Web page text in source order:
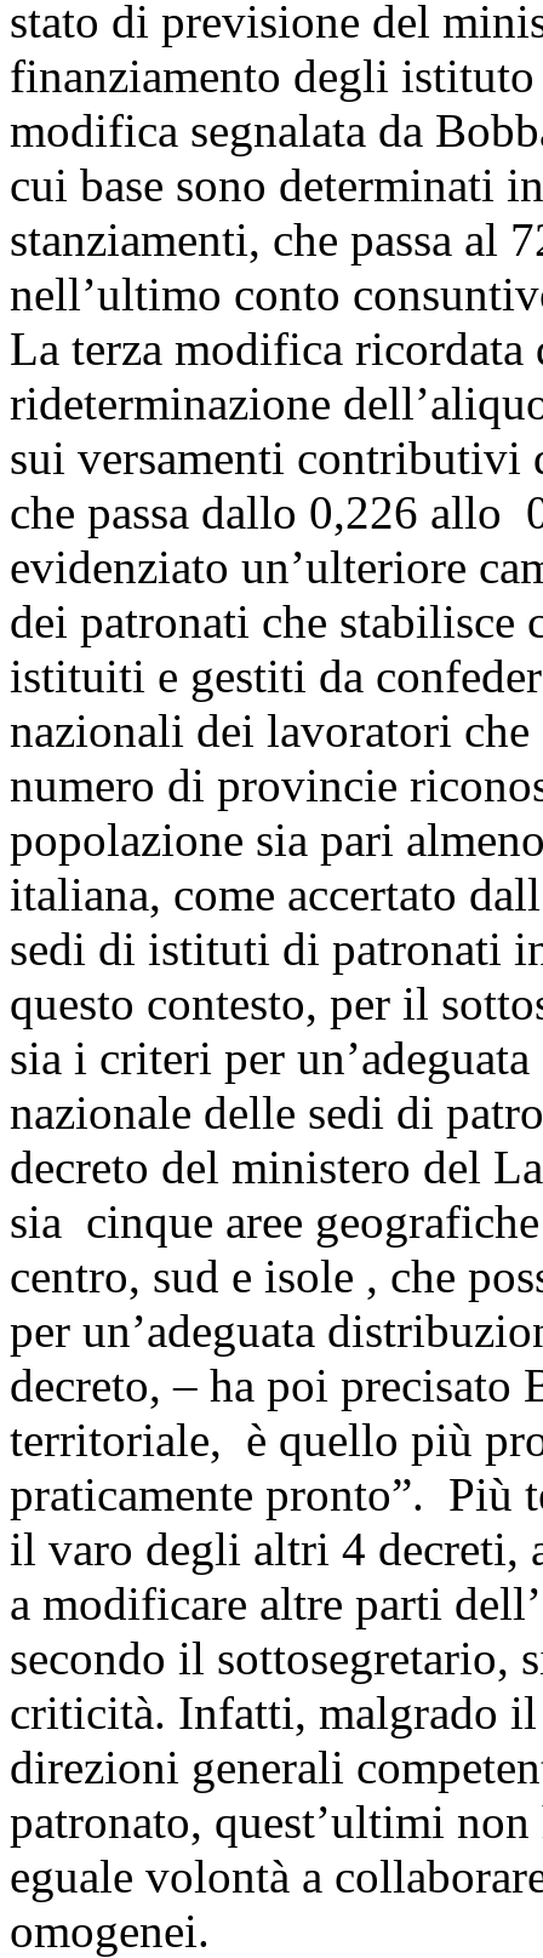
stato di previsione del
finanziamento degli
modifica segnalata da
cui base sono determinati
stanziamenti, che passa al
nell’ultimo conto
La terza modifica ricordata
rideterminazione
sui versamenti contributivi
che passa dallo 0,226 allo
evidenziato un’ulteriore
dei patronati che stabilisce
istituiti e gestiti da
nazionali dei lavoratori
numero di provincie
popolazione sia pari
italiana, come accertato
sedi di istituti di patronati
questo contesto, per il
sia i criteri per
nazionale delle sedi di
decreto del ministero del
sia cinque aree
centro, sud e isole , che
per un’adeguata
decreto, – ha poi precisato
territoriale, è quello più
praticamente pronto”. Più
il varo degli altri 4 decreti,
a modificare altre parti
secondo il sottosegretario,
criticità. Infatti, malgrado
direzioni generali
patronato, quest’ultimi
eguale volontà a
omogenei.